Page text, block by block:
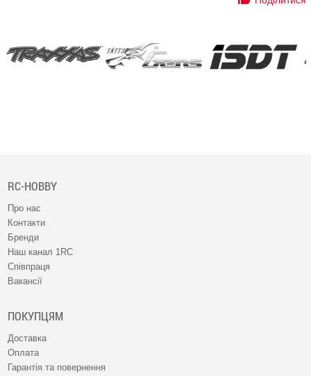
RC-HOBBY
Про нас
Контакти
Бренди
Наш канал 1RC
Співпраця
Вакансії
ПОКУПЦЯМ
Доставка
Оплата
Гарантія та повернення